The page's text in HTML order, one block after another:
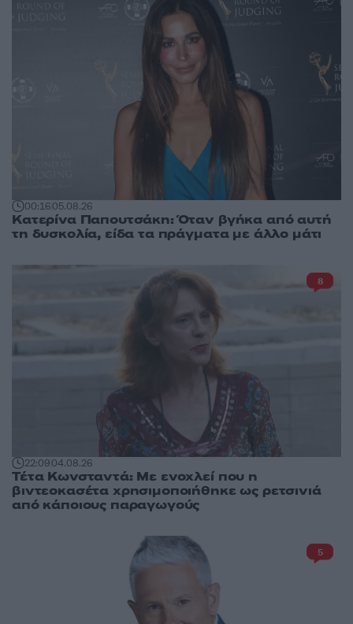
00:1605.08.26
Κατερίνα Παπουτσάκη: Όταν βγήκα από αυτή
τη δυσκολία, είδα τα πράγματα με άλλο μάτι
22:0904.08.26
Τέτα Κωνσταντά: Με ενοχλεί που η
βιντεοκασέτα χρησιμοποιήθηκε ως ρετσινιά
από κάποιους παραγωγούς
8
5